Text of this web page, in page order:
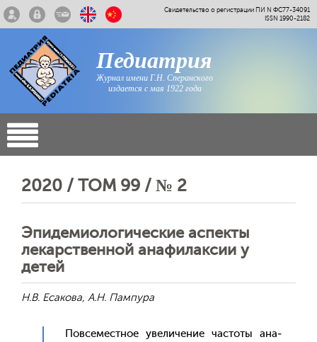
Свидетельство о регистрации ПИ N ФС77-34091
ISSN 1990-2182
Педиатрия
Журнал имени Г.Н. Сперанского
издается с мая 1922 года
2020 / ТОМ 99 / № 2
Эпидемиологические аспекты
лекарственной анафилаксии у
детей
Н.В. Есакова, А.Н. Пампура
Пов­се­мес­тное уве­личе­ние час­то­ты ана­